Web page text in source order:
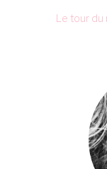
Le tour du